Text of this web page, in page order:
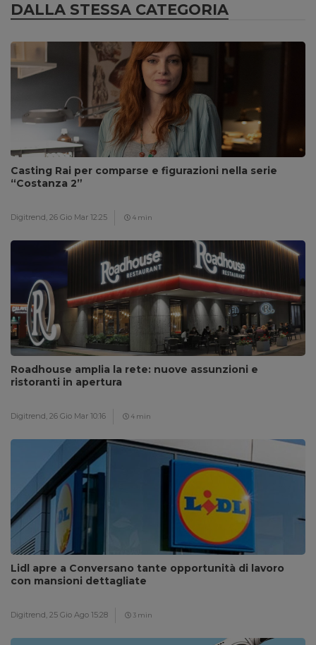
DALLA STESSA CATEGORIA
Casting Rai per comparse e figurazioni nella serie
“Costanza 2”
Digitrend, 26 Gio Mar 12:25 4 min
Roadhouse amplia la rete: nuove assunzioni e
ristoranti in apertura
Digitrend, 26 Gio Mar 10:16 4 min
Lidl apre a Conversano tante opportunità di lavoro
con mansioni dettagliate
Digitrend, 25 Gio Ago 15:28 3 min